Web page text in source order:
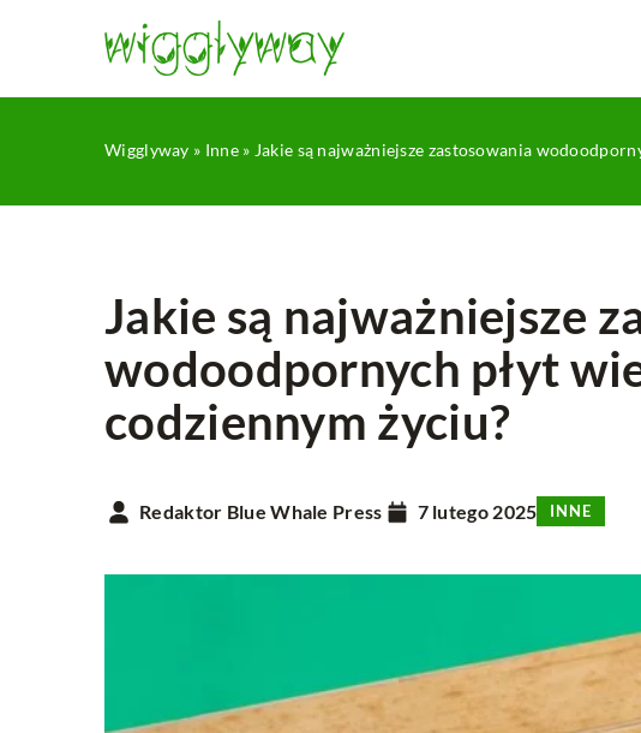
Wigglyway » Inne» Jakie są najważniejsze zastosowania
Jakie są najważniejsze
wodoodpornych płyt
codziennym życiu?
Redaktor Blue Whale Press 7 lutego 2025 INNE
Znalezienie odpowiedniego
wybór idealnego zlewozmywaka
granitowego do domu